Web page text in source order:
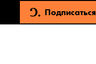
Подписаться